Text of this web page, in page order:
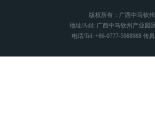
版权所有：广西中马钦
地址/Add: 广西中马钦州产业园
电话/Tel: +86-0777-5988988 传